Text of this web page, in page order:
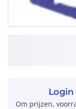
Login
Om prijzen,